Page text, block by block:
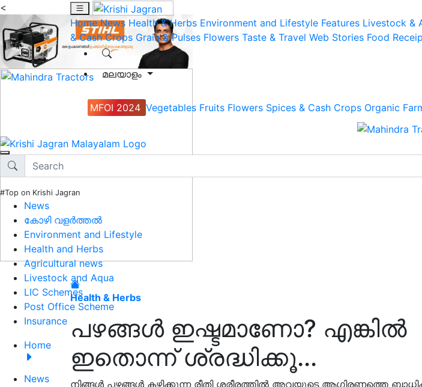
<
Home News Health & Herbs Environment and Lifestyle Features Livestock &
& Cash Crops Grain & Pulses Flowers Taste & Travel Web Stories Food
മലയാളം
MFOI 2024 Vegetables Fruits Flowers Spices & Cash Crops Organic
#Top on Krishi Jagran
News
കോഴി വളർത്തൽ
Environment and Lifestyle
Health and Herbs
Agricultural news
Livestock and Aqua
LIC Schemes
Post Office Scheme
Insurance
Home
News
Health & Herbs
പഴങ്ങൾ ഇഷ്ടമാണോ? എങ്കിൽ
ഇതൊന്ന് ശ്രദ്ധിക്കൂ...
നിങ്ങൾ പഴങ്ങൾ കഴിക്കുന്ന രീതി ശരീരത്തിൽ അവയുടെ ആഗിരണത്തെ